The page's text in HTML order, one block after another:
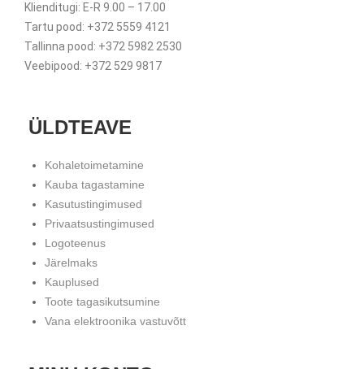
Klienditugi: E-R 9.00 – 17.00
Tartu pood: +372 5559 4121
Tallinna pood: +372 5982 2530
Veebipood: +372 529 9817
ÜLDTEAVE
Kohaletoimetamine
Kauba tagastamine
Kasutustingimused
Privaatsustingimused
Logoteenus
Järelmaks
Kauplused
Toote tagasikutsumine
Vana elektroonika vastuvõtt